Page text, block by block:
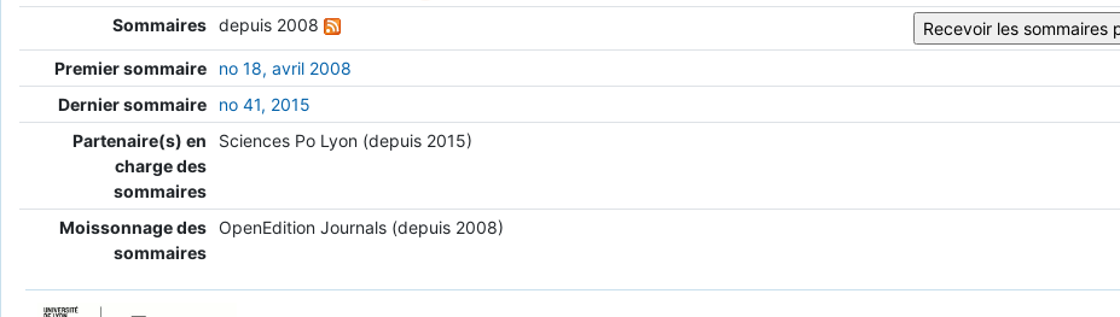
Sommaires depuis 2008
Premier sommaire
no 18, avril 2008
Dernier sommaire
no 41, 2015
Partenaire(s) en
charge des
sommaires
Sciences Po Lyon (depuis 2015)
Moissonnage des
sommaires
OpenEdition Journals (depuis 2008)